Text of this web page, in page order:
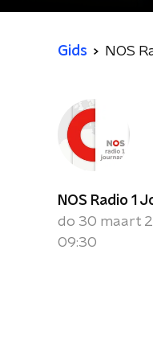
Gids NOS
NOS Radio 1
do 30 maart
09:30